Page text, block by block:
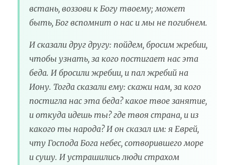
встань, воззови к Богу твоему; может
быть, Бог вспомнит о нас и мы не погибнем.
И сказали друг другу: пойдем, бросим жребии,
чтобы узнать, за кого постигает нас эта
беда. И бросили жребии, и пал жребий на
Иону. Тогда сказали ему: скажи нам, за кого
постигла нас эта беда? какое твое занятие,
и откуда идешь ты? где твоя страна, и из
какого ты народа? И он сказал им: я Еврей,
чту Господа Бога небес, сотворившего море
и сушу. И устрашились люди страхом